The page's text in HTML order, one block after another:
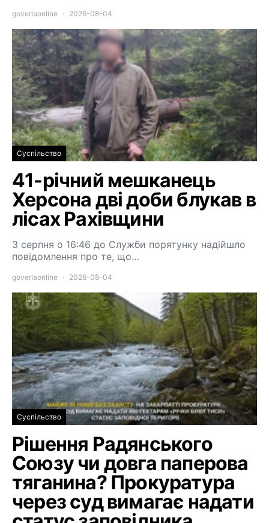
goverlaonline 2026-08-04
Суспільство
41-річний мешканець
Херсона дві доби блукав в
лісах Рахівщини
3 серпня о 16:46 до Служби порятунку надійшло
повідомлення про те, що…
goverlaonline 2026-08-04
Суспільство
Рішення Радянського
Союзу чи довга паперова
тяганина? Прокуратура
через суд вимагає надати